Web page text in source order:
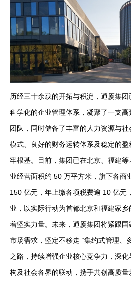
历经三十余载的开拓与积淀，通厦集团
科学化的企业管理体系，凝聚了一支
团队，同时储备了丰富的人力资源与
模式、良好的财务运转体系及稳定的
牢根基。目前，集团已在北京、福建
业经营面积约 50 万平方米，旗下各商
150 亿元，年上缴各项税费逾 10 亿元
业，以实际行动为首都北京和福建家
着坚实力量。未来，通厦集团将紧跟
市场需求，坚定不移走 “集约式管理、
之路，持续增强企业核心竞争力，深
构及社会各界的联动，携手共创高质量